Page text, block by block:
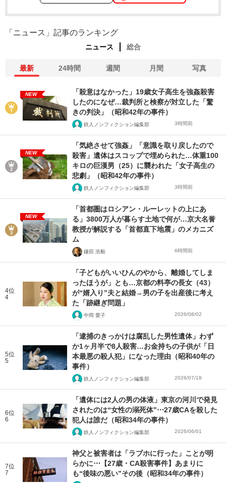
「ニュース」記事のランキング
ニュース 総合
最新 24時間 週間 月間 写真
NEW
「殺意はなかった」19歳女子高生を強姦殺害
したのになぜ…裁判所と検察が対立した「驚
きの判決」（昭和42年の事件）
鉄人ノンフィクション編集部 3時間前
NEW
「気絶させて強姦」「意識を取り戻したので
殺害」遺体はスコップで埋められた…体重100
キロの巨漢男（25）に襲われた「女子高生の
悲劇」（昭和42年の事件）
鉄人ノンフィクション編集部 3時間前
NEW
「首都圏はロシアン・ルーレットの上にあ
る」3800万人が暮らす土地で何が…京大名誉
教授が解説する「首都直下地震」のメカニズ
ム
鎌田 浩毅 6時間前
4位
4
「子どもがいいひんのやから、離婚してしま
ったほうが」とも…京都の料亭の長女（43）
が“婿入り”夫と結婚→男の子を出産後に考え
た「跡継ぎ問題」
中岡 愛子 2026/08/02
5位
5
「逮捕のきっかけは腐乱した男性遺体」わず
か1ヶ月半で8人殺害…お金持ちの子供が「日
本最悪の殺人犯」になった理由（昭和40年の
事件）
鉄人ノンフィクション編集部 2026/07/18
6位
6
「遺体には2人の男の体液」東京の河川で発見
されたのは“女性の溺死体”⋯27歳CAを殺した
犯人は誰だ（昭和34年の事件）
鉄人ノンフィクション編集部 2026/06/01
7位
7
神父と被害者は「ラブホに行った」ことが明
らかに⋯【27歳・CA殺害事件】あまりに
も“後味の悪い”その後（昭和34年の事件）